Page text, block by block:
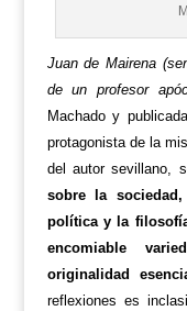
Juan de Mairena
de un profesor
Machado y
protagonista de la
del autor sevillano,
sobre la
política y la
encomiable
originalidad
reflexiones es